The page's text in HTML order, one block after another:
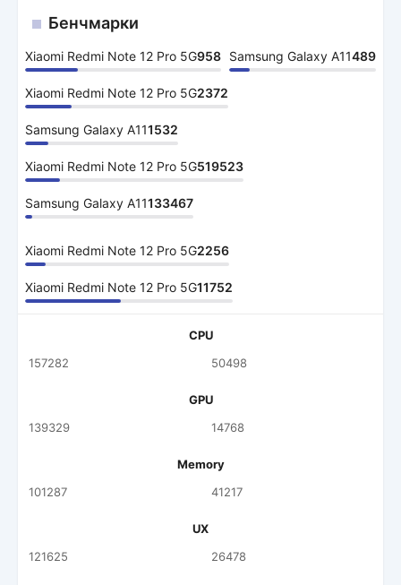
Бенчмарки
Xiaomi Redmi Note 12 Pro 5G958 Samsung Galaxy A11489
Xiaomi Redmi Note 12 Pro 5G2372
Samsung Galaxy A111532
Xiaomi Redmi Note 12 Pro 5G519523
Samsung Galaxy A11133467
Xiaomi Redmi Note 12 Pro 5G2256
Xiaomi Redmi Note 12 Pro 5G11752
CPU
157282
50498
GPU
139329
14768
Memory
101287
41217
UX
121625
26478